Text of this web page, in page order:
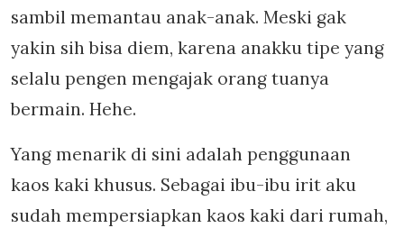
sambil memantau anak-anak. Meski gak
yakin sih bisa diem, karena anakku tipe yang
selalu pengen mengajak orang tuanya
bermain. Hehe.
Yang menarik di sini adalah penggunaan
kaos kaki khusus. Sebagai ibu-ibu irit aku
sudah mempersiapkan kaos kaki dari rumah,